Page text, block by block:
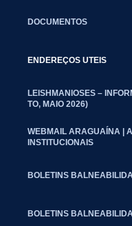
DOCUMENTOS
ENDEREÇOS UTEIS
LEISHMANIOSES –
TO, MAIO 2026)
WEBMAIL ARAGUAÍNA |
INSTITUCIONAIS
BOLETINS
BOLETINS